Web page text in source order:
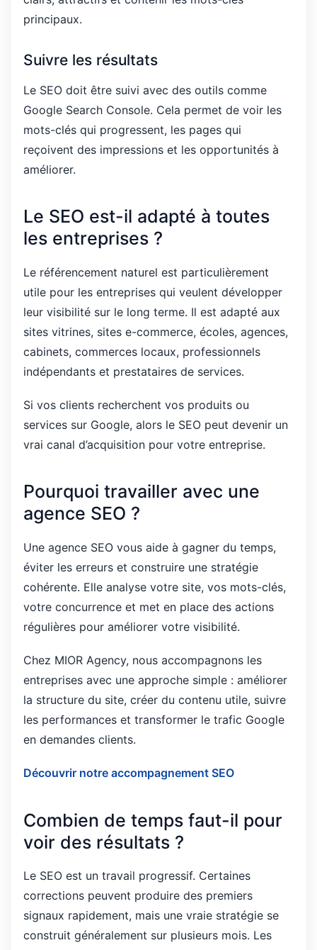
principaux.
Suivre les résultats
Le SEO doit être suivi avec des outils comme
Google Search Console. Cela permet de voir les
mots-clés qui progressent, les pages qui
reçoivent des impressions et les opportunités à
améliorer.
Le SEO est-il adapté à toutes
les entreprises ?
Le référencement naturel est particulièrement
utile pour les entreprises qui veulent développer
leur visibilité sur le long terme. Il est adapté aux
sites vitrines, sites e-commerce, écoles, agences,
cabinets, commerces locaux, professionnels
indépendants et prestataires de services.
Si vos clients recherchent vos produits ou
services sur Google, alors le SEO peut devenir un
vrai canal d’acquisition pour votre entreprise.
Pourquoi travailler avec une
agence SEO ?
Une agence SEO vous aide à gagner du temps,
éviter les erreurs et construire une stratégie
cohérente. Elle analyse votre site, vos mots-clés,
votre concurrence et met en place des actions
régulières pour améliorer votre visibilité.
Chez MIOR Agency, nous accompagnons les
entreprises avec une approche simple : améliorer
la structure du site, créer du contenu utile, suivre
les performances et transformer le trafic Google
en demandes clients.
Découvrir notre accompagnement SEO
Combien de temps faut-il pour
voir des résultats ?
Le SEO est un travail progressif. Certaines
corrections peuvent produire des premiers
signaux rapidement, mais une vraie stratégie se
construit généralement sur plusieurs mois. Les